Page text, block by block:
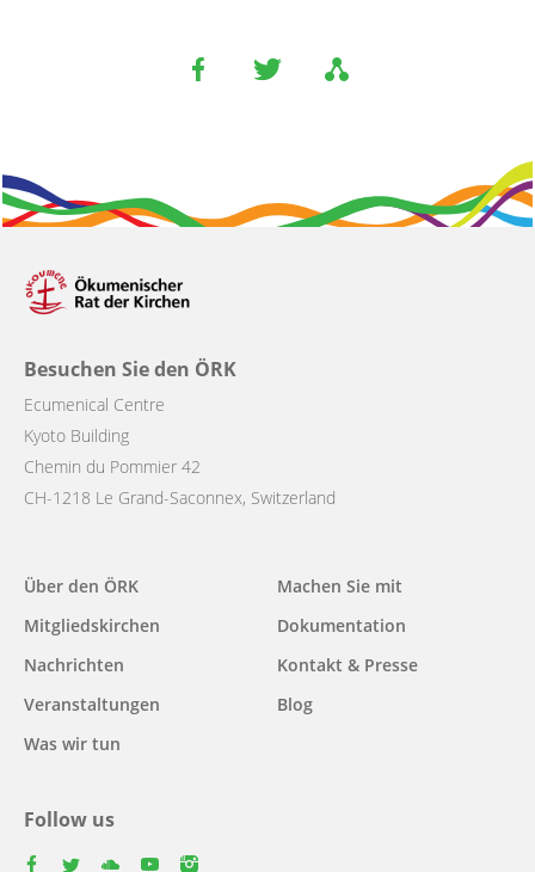
Besuchen Sie den ÖRK
Ecumenical Centre
Kyoto Building
Chemin du Pommier 42
CH-1218 Le Grand-Saconnex, Switzerland
Main
navigation
Über den ÖRK
Mitgliedskirchen
Nachrichten
Veranstaltungen
Was wir tun
Machen Sie mit
Dokumentation
Kontakt & Presse
Blog
Follow us